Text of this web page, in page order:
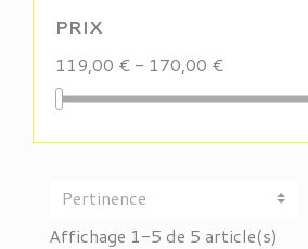
PRIX
119,00 € - 170,00 €
Affichage 1-5 de 5 article(s)